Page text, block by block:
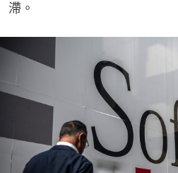
滯。